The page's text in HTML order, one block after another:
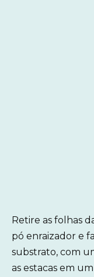
Retire as folhas
pó enraizador e
substrato, com
as estacas em